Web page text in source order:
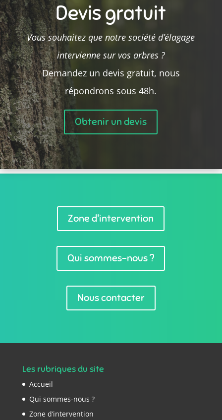
Devis gratuit
Vous souhaitez que notre société d’élagage
intervienne sur vos arbres ?
Demandez un devis gratuit, nous
répondrons sous 48h.
Obtenir un devis
Zone d'intervention
Qui sommes-nous ?
Nous contacter
Les rubriques du site
Accueil
Qui sommes-nous ?
Zone d’intervention